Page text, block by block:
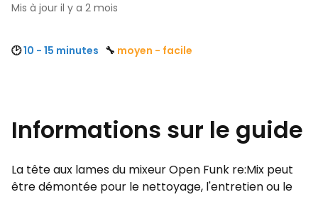
Mis à jour il y a 2 mois
🕑10 - 15 minutes 🔧 moyen - facile
Informations sur le guide
La tête aux lames du mixeur Open Funk re:Mix peut
être démontée pour le nettoyage, l'entretien ou le